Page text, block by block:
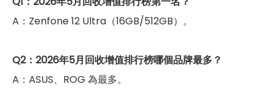
A：Zenfone 12 Ultra（16GB/512GB）。
Q2：2026年5月回收增值排行榜哪個品牌最多？
A：ASUS、ROG 為最多。